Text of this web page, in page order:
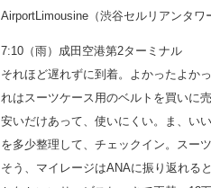
AirportLimousine（渋谷セルリアンタ
7:10（雨）成田空港第2ターミナル
それほど遅れずに到着。よかったよか
れはスーツケース用のベルトを買いに
安いだけあって、使いにくい。ま、い
を多少整理して、チェックイン。スー
そう、マイレージはANAに振り返れる